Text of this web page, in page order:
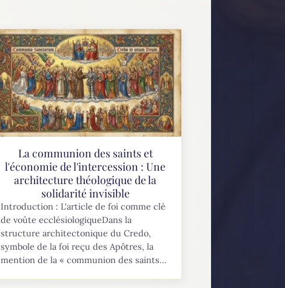
La communion des saints et
l'économie de l'intercession : Une
architecture théologique de la
solidarité invisible
Introduction : L'article de foi comme clé
de voûte ecclésiologiqueDans la
structure architectonique du Credo,
symbole de la foi reçu des Apôtres, la
mention de la « communion des saints...